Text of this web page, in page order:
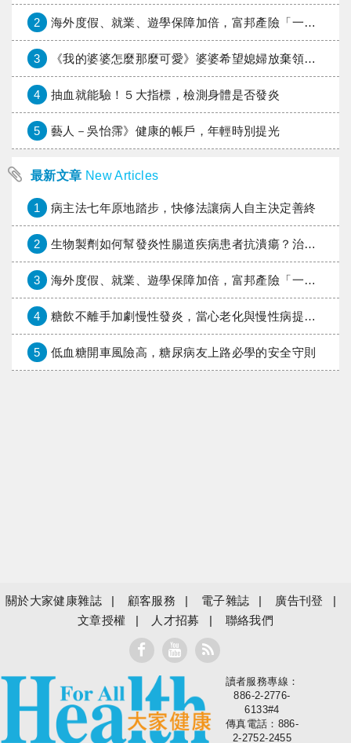
2 海外度假、就業、遊學保障加倍，富邦產險「一期逐夢」專案加碼遠距醫療與緊急救援
3 《我的婆婆怎麼那麼可愛》婆婆希望媳婦放棄領取已故兒子身故理賠金，可以這樣做嗎？
4 抽血就能驗！５大指標，檢測身體是否發炎
5 藝人－吳怡霈》健康的帳戶，年輕時別提光
最新文章 New Articles
1 病主法七年原地踏步，快修法讓病人自主決定善終
2 生物製劑如何幫發炎性腸道疾病患者抗潰瘍？治療進展與健保給付困境一次看
3 海外度假、就業、遊學保障加倍，富邦產險「一期逐夢」專案加碼遠距醫療與緊急救援
4 糖飲不離手加劇慢性發炎，當心老化與慢性病提早報到
5 低血糖開車風險高，糖尿病友上路必學的安全守則
關於大家健康雜誌 顧客服務 電子雜誌
廣告刊登
文章授權
人才招募 聯絡我們
大家健康
讀者服務專線：
886-2-2776-
6133#4
傳真電話：886-
2-2752-2455